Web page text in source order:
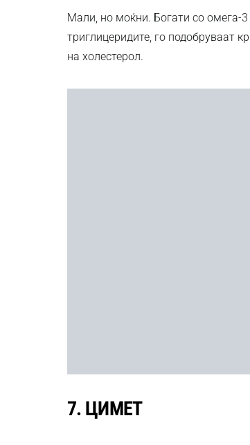
Мали, но моќни. Богати со омега-
триглицеридите, го подобруваат
на холестерол.
7. ЦИМЕТ